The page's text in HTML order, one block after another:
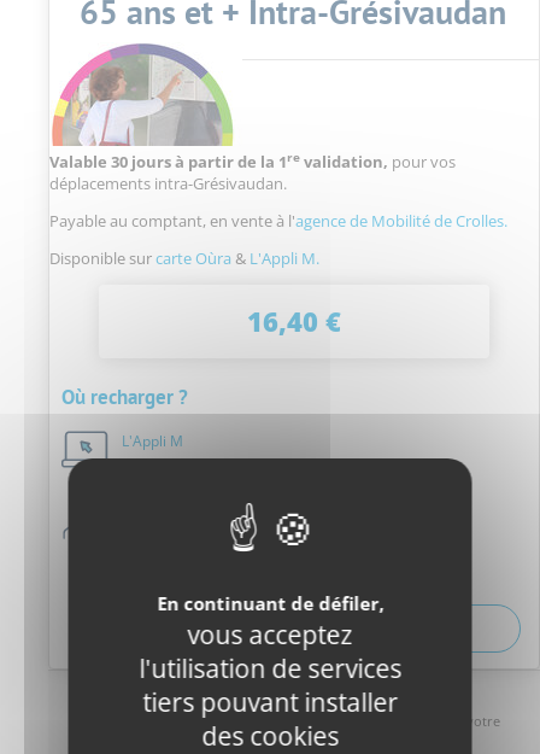
65 ans et + Intra-Grésivaudan
Valable 30 jours à partir de la 1re validation, pour vos
déplacements intra-Grésivaudan.
Payable au comptant, en vente à l'agence de Mobilité de Crolles.
Disponible surcarte Oùra & L'Appli M.
16,40 €
Où recharger ?
L'Appli M
Agences de Mobilité
Consulter l'ensemble des offres
PRIME TRANSPORT
Salarié ou apprenti : minimum 50 % de remboursement par votre
employeur
En continuant de défiler,
vous acceptez
l'utilisation de services
tiers pouvant installer
des cookies